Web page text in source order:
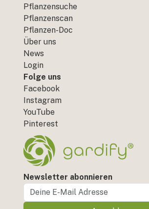
Pflanzensuche
Pflanzenscan
Pflanzen-Doc
Über uns
News
Login
Folge uns
Facebook
Instagram
YouTube
Pinterest
Newsletter abonnieren